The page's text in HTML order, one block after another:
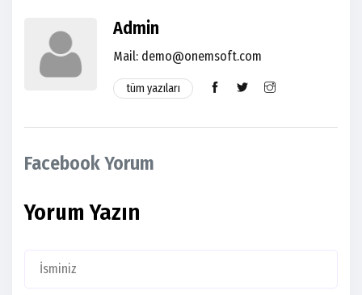
Admin
Mail: demo@onemsoft.com
tüm yazıları
Facebook Yorum
Yorum Yazın